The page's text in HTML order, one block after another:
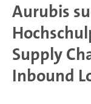
Aurubis
Supply
Inbound